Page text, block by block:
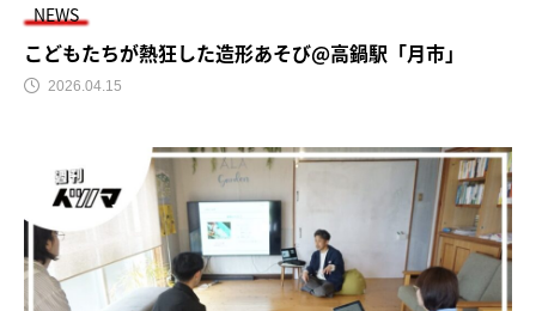
NEWS
こどもたちが熱狂した造形あそび@高鍋駅「月市」
2026.04.15